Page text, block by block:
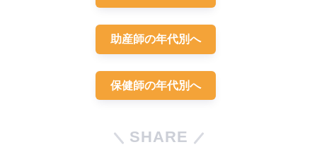
助産師の年代別へ
保健師の年代別へ
SHARE